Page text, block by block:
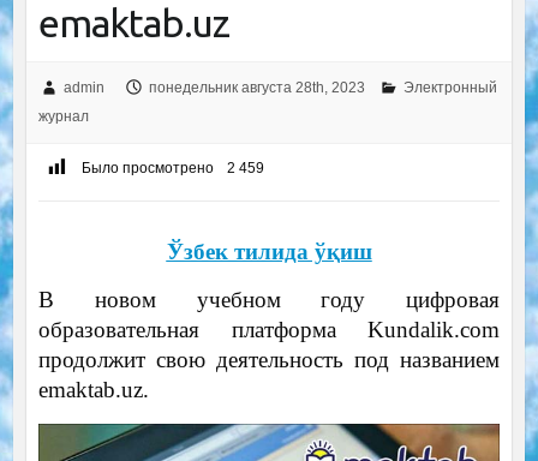
emaktab.uz
admin понедельник августа 28th, 2023
Электронный
журнал
Было просмотрено 2 459
Ўзбек тилида ўқиш
В новом учебном году цифровая
образовательная платформа Kundalik.com
продолжит свою деятельность под названием
emaktab.uz.